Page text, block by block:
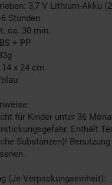
3,7 V Lithium-Akku
Stunden
ca. 30 min.
+ PP
x 24 cm
für Kinder unter 36
Enthält
Substanzen)!
(Je Verpackungseinheit):